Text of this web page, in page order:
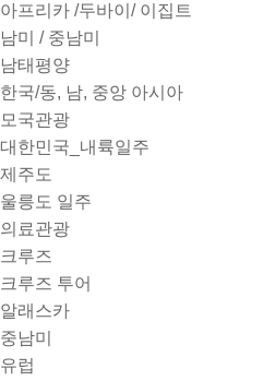
아프리카 /두바이/ 이집트
남미 / 중남미
남태평양
한국/동, 남, 중앙 아시아
모국관광
대한민국_내륙일주
제주도
울릉도 일주
의료관광
크루즈
크루즈 투어
알래스카
중남미
유럽